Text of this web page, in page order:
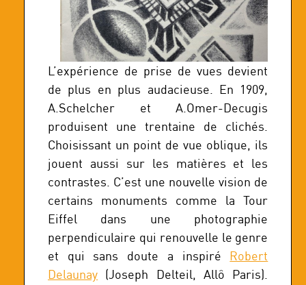
L’expérience de prise de vues devient
de plus en plus audacieuse. En 1909,
A.Schelcher et A.Omer-Decugis
produisent une trentaine de clichés.
Choisissant un point de vue oblique, ils
jouent aussi sur les matières et les
contrastes. C’est une nouvelle vision de
certains monuments comme la Tour
Eiffel dans une photographie
perpendiculaire qui renouvelle le genre
et qui sans doute a inspiré Robert
Delaunay (Joseph Delteil, Allô Paris).